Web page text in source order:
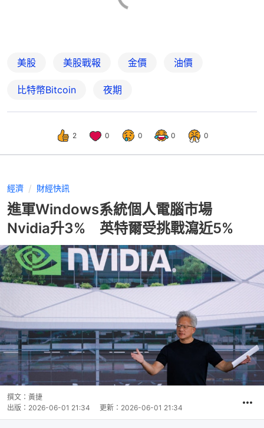
美股 美股戰報 金價 油價
比特幣Bitcoin 夜期
2 0 0 0 0
經濟 財經快訊
進軍Windows系統個人電腦市場
Nvidia升3% 英特爾受挑戰瀉近5%
撰文： 黃捷
出版： 2026-06-01 21:34 更新： 2026-06-01 21:34